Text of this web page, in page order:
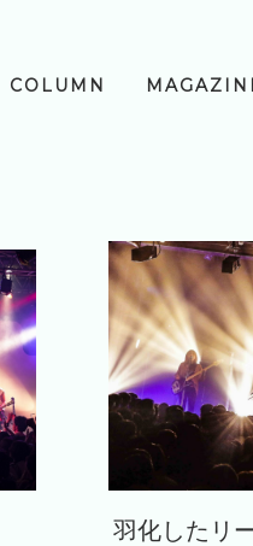
COLUMN
羽化したリ